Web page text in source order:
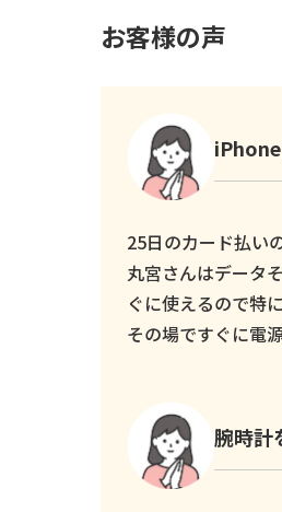
お客様の声
25日のカード払い
丸宮さんはデータ
ぐに使えるので特
その場ですぐに電
腕時計